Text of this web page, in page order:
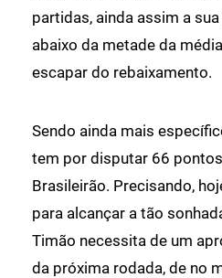
partidas, ainda assim a
abaixo da metade da
escapar do rebaixamento.
Sendo ainda mais
tem por disputar 66
Brasileirão. Precisando,
para alcançar a tão
Timão necessita de um
da próxima rodada, de no